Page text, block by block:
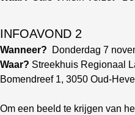
INFOAVOND 2
Wanneer? Donderdag 7
Waar? Streekhuis Regionaal
Bomendreef 1, 3050 Oud-
Om een beeld te krijgen van